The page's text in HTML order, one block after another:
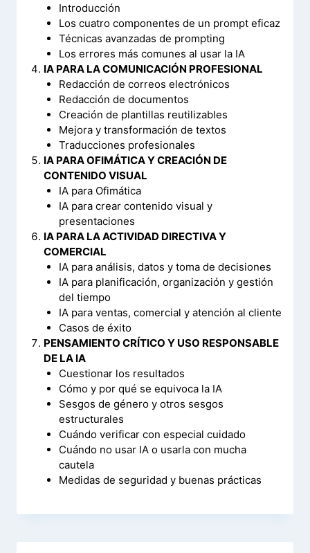
Introducción
Los cuatro componentes de un prompt eficaz
Técnicas avanzadas de prompting
Los errores más comunes al usar la IA
IA PARA LA COMUNICACIÓN PROFESIONAL
Redacción de correos electrónicos
Redacción de documentos
Creación de plantillas reutilizables
Mejora y transformación de textos
Traducciones profesionales
IA PARA OFIMÁTICA Y CREACIÓN DE
CONTENIDO VISUAL
IA para Ofimática
IA para crear contenido visual y
presentaciones
IA PARA LA ACTIVIDAD DIRECTIVA Y
COMERCIAL
IA para análisis, datos y toma de decisiones
IA para planificación, organización y gestión
del tiempo
IA para ventas, comercial y atención al cliente
Casos de éxito
PENSAMIENTO CRÍTICO Y USO RESPONSABLE
DE LA IA
Cuestionar los resultados
Cómo y por qué se equivoca la IA
Sesgos de género y otros sesgos
estructurales
Cuándo verificar con especial cuidado
Cuándo no usar IA o usarla con mucha
cautela
Medidas de seguridad y buenas prácticas